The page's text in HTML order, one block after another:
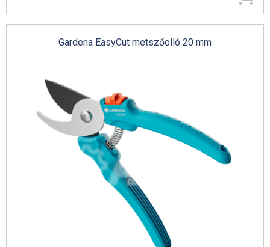
Gardena EasyCut metszőolló 20 mm